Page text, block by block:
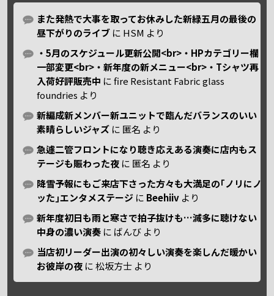
また発熱で大事を取ってお休みした新緑五月の最後の
昼下がりのライブ に HSM より
・5月のスケジュール更新公開<br>・HPカテゴリー欄
一部変更<br>・新年度の新メニュー<br>・Tシャツ再
入荷好評販売中 にfire Resistant Fabric glass
foundries より
新編成新メンバー新ユニットで臨んだバランスのいい
素晴らしいジャズ に 匿名 より
急遽二管フロントになり聴き応えある演奏に店内もス
テージも賑わった夜 に 匿名 より
降雪予報にもご来店下さった方々も大満足の｢ノリにノ
ッた｣エンタメステージ に Beehiiv より
新年度初日も雨と寒さで拍子抜けも…滅多に聴けない
中身の濃い演奏 に ばんび より
当店初リーダー出演の初々しい演奏を楽しんだ暖かい
お彼岸の夜 に松坂方士 より